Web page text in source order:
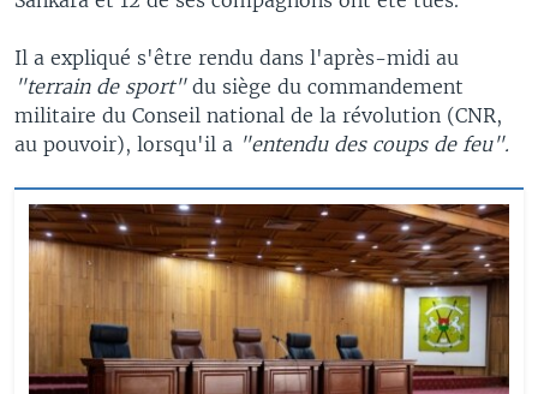
Il a expliqué s'être rendu dans l'après-midi au
"terrain de sport"du siège du commandement
militaire du Conseil national de la révolution (CNR,
au pouvoir), lorsqu'il a "entendu des coups de feu".